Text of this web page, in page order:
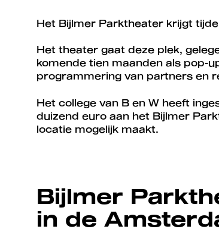
Het Bijlmer Parktheater krijgt
Het theater gaat deze plek,
komende tien maanden als pop-
programmering van partners en
Het college van B en W heeft
duizend euro aan het Bijlmer
locatie mogelijk maakt.
Bijlmer
in de